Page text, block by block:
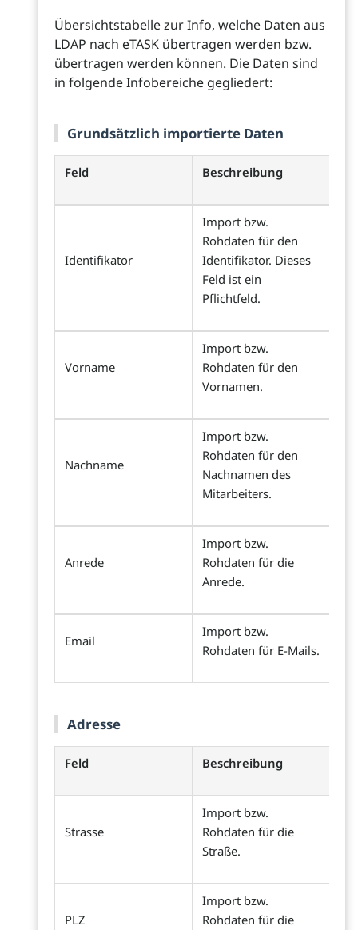
Übersichtstabelle zur Info, welche Daten aus
LDAP nach eTASK übertragen werden bzw.
übertragen werden können. Die Daten sind
in folgende Infobereiche gegliedert:
Grundsätzlich importierte Daten
Feld Beschreibung
Identifikator
Import bzw.
Rohdaten für den
Identifikator. Dieses
Feld ist ein
Pflichtfeld.
Vorname
Import bzw.
Rohdaten für den
Vornamen.
Nachname
Import bzw.
Rohdaten für den
Nachnamen des
Mitarbeiters.
Anrede
Import bzw.
Rohdaten für die
Anrede.
Email
Import bzw.
Rohdaten für E-Mails.
Adresse
Feld Beschreibung
Strasse
Import bzw.
Rohdaten für die
Straße.
PLZ
Import bzw.
Rohdaten für die